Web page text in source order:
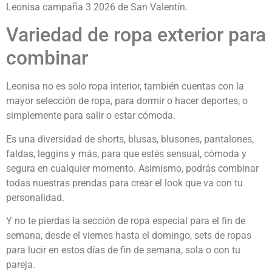
Leonisa campaña 3 2026 de San Valentín.
Variedad de ropa exterior para
combinar
Leonisa no es solo ropa interior, también cuentas con la
mayor selección de ropa, para dormir o hacer deportes, o
simplemente para salir o estar cómoda.
Es una diversidad de shorts, blusas, blusones, pantalones,
faldas, leggins y más, para que estés sensual, cómoda y
segura en cualquier momento. Asimismo, podrás combinar
todas nuestras prendas para crear el look que va con tu
personalidad.
Y no te pierdas la sección de ropa especial para el fin de
semana, desde el viernes hasta el domingo, sets de ropas
para lucir en estos días de fin de semana, sola o con tu
pareja.